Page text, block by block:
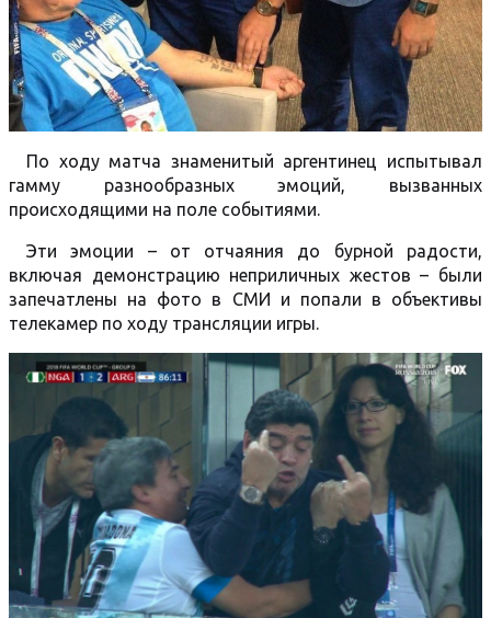
По ходу матча знаменитый аргентинец испытывал
гамму разнообразных эмоций, вызванных
происходящими на поле событиями.
Эти эмоции – от отчаяния до бурной радости,
включая демонстрацию неприличных жестов – были
запечатлены на фото в СМИ и попали в объективы
телекамер по ходу трансляции игры.